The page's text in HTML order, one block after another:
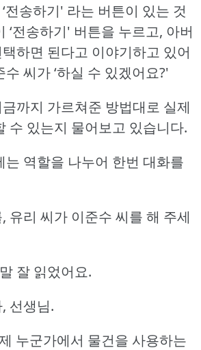
전송하기' 라는 버튼이 있는 것
‘전송하기' 버튼을 누르고, 아버
하면 된다고 이야기하고 있어
씨가 ‘하실 수 있겠어요?'
까지 가르쳐준 방법대로 실제
수 있는지 물어보고 있습니다.
는 역할을 나누어 한번 대화를
유리 씨가 이준수 씨를 해 주세
잘 읽었어요.
선생님.
누군가에서 물건을 사용하는